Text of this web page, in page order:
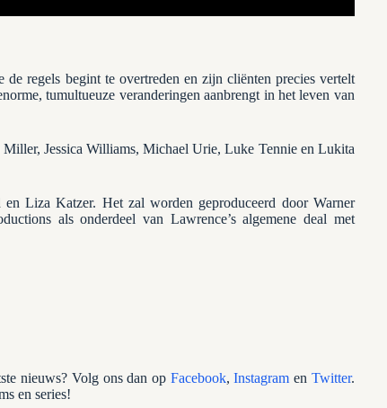
regels begint te overtreden en zijn cliënten precies vertelt
tumultueuze veranderingen aanbrengt in het leven van
Miller, Jessica Williams, Michael Urie, Luke Tennie en Lukita
Liza Katzer. Het zal worden geproduceerd door Warner
als onderdeel van Lawrence’s algemene deal met
nieuws? Volg ons dan op Facebook,Instagramen Twitter.
en series!